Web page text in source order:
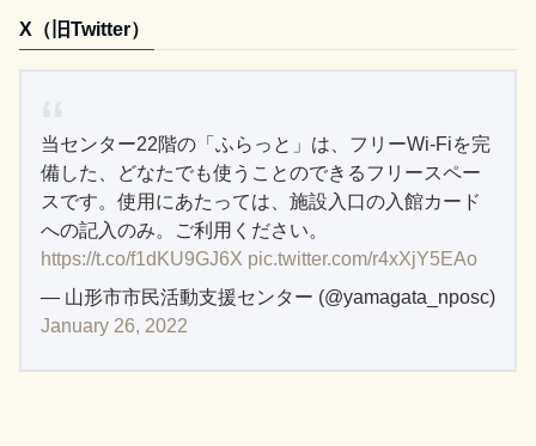
X（旧Twitter）
当センター22階の「ふらっと」は、フリーWi-Fiを完
備した、どなたでも使うことのできるフリースペー
スです。使用にあたっては、施設入口の入館カード
への記入のみ。ご利用ください。
https://t.co/f1dKU9GJ6X pic.twitter.com/r4xXjY5EAo
— 山形市市民活動支援センター (@yamagata_nposc)
January 26, 2022